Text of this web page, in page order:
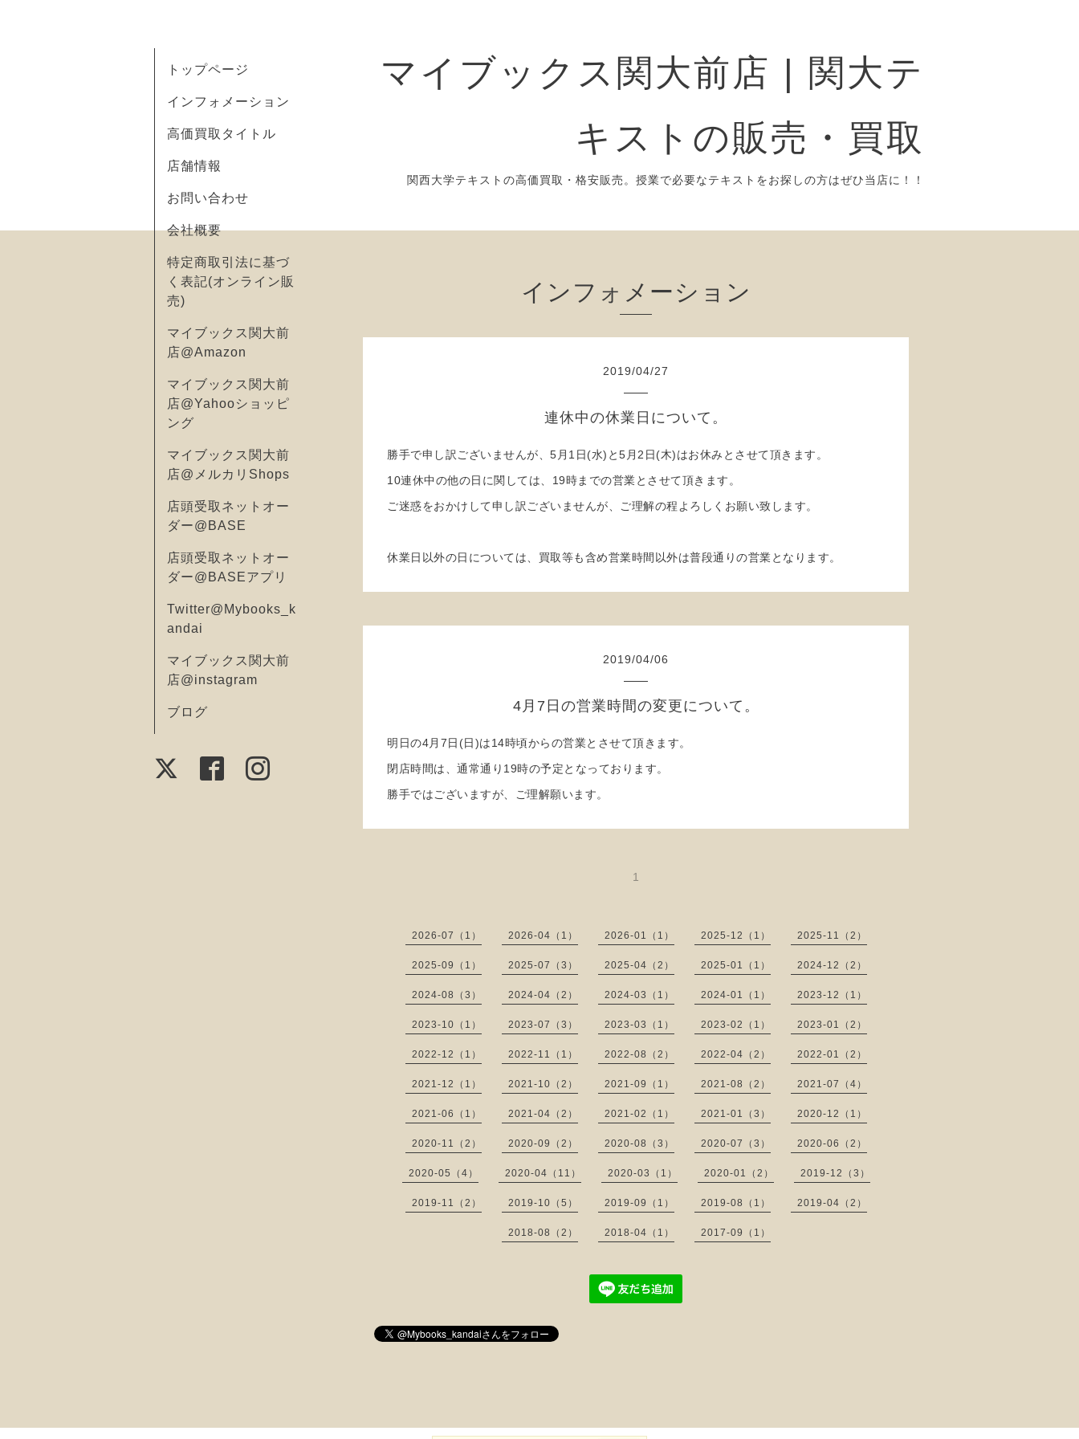
マイブックス関大前店 | 関大テ
キストの販売・買取
関西大学テキストの高価買取・格安販売。授業で必要なテキストをお探しの方はぜひ当店に！！
トップページ
インフォメーション
高価買取タイトル
店舗情報
お問い合わせ
会社概要
特定商取引法に基づ
く表記(オンライン販
売)
マイブックス関大前
店@Amazon
マイブックス関大前
店@Yahooショッピ
ング
マイブックス関大前
店@メルカリShops
店頭受取ネットオー
ダー@BASE
店頭受取ネットオー
ダー@BASEアプリ
Twitter@Mybooks_k
andai
マイブックス関大前
店@instagram
ブログ
インフォメーション
2019/04/27
連休中の休業日について。
勝手で申し訳ございませんが、5月1日(水)と5月2日(木)はお休みとさせて頂きます。
10連休中の他の日に関しては、19時までの営業とさせて頂きます。
ご迷惑をおかけして申し訳ございませんが、ご理解の程よろしくお願い致します。
休業日以外の日については、買取等も含め営業時間以外は普段通りの営業となります。
2019/04/06
4月7日の営業時間の変更について。
明日の4月7日(日)は14時頃からの営業とさせて頂きます。
閉店時間は、通常通り19時の予定となっております。
勝手ではございますが、ご理解願います。
1
2026-07（1） 2026-04（1） 2026-01（1） 2025-12（1） 2025-11（2）
2025-09（1） 2025-07（3） 2025-04（2） 2025-01（1） 2024-12（2）
2024-08（3） 2024-04（2） 2024-03（1） 2024-01（1） 2023-12（1）
2023-10（1） 2023-07（3） 2023-03（1） 2023-02（1） 2023-01（2）
2022-12（1） 2022-11（1） 2022-08（2） 2022-04（2） 2022-01（2）
2021-12（1） 2021-10（2） 2021-09（1） 2021-08（2） 2021-07（4）
2021-06（1） 2021-04（2） 2021-02（1） 2021-01（3） 2020-12（1）
2020-11（2） 2020-09（2） 2020-08（3） 2020-07（3） 2020-06（2）
2020-05（4） 2020-04（11） 2020-03（1） 2020-01（2） 2019-12（3）
2019-11（2） 2019-10（5） 2019-09（1） 2019-08（1） 2019-04（2）
2018-08（2） 2018-04（1） 2017-09（1）